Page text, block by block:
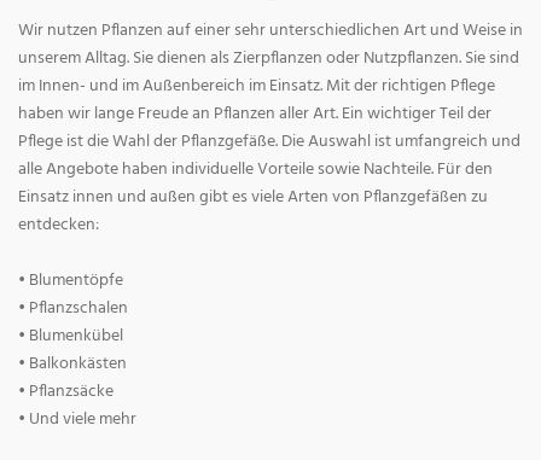
Wir nutzen Pflanzen auf einer sehr unterschiedlichen Art und Weise in
unserem Alltag. Sie dienen als Zierpflanzen oder Nutzpflanzen. Sie sind
im Innen- und im Außenbereich im Einsatz. Mit der richtigen Pflege
haben wir lange Freude an Pflanzen aller Art. Ein wichtiger Teil der
Pflege ist die Wahl der Pflanzgefäße. Die Auswahl ist umfangreich und
alle Angebote haben individuelle Vorteile sowie Nachteile. Für den
Einsatz innen und außen gibt es viele Arten von Pflanzgefäßen zu
entdecken:
• Blumentöpfe
• Pflanzschalen
• Blumenkübel
• Balkonkästen
• Pflanzsäcke
• Und viele mehr